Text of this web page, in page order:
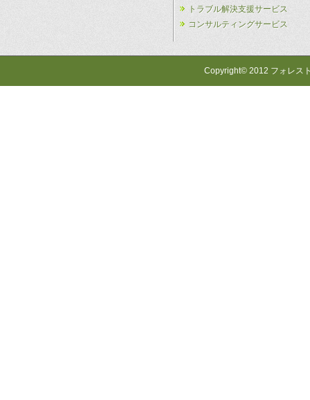
トラブル解決支援サービス
コンサルティングサービス
Copyright© 2012 フォレス